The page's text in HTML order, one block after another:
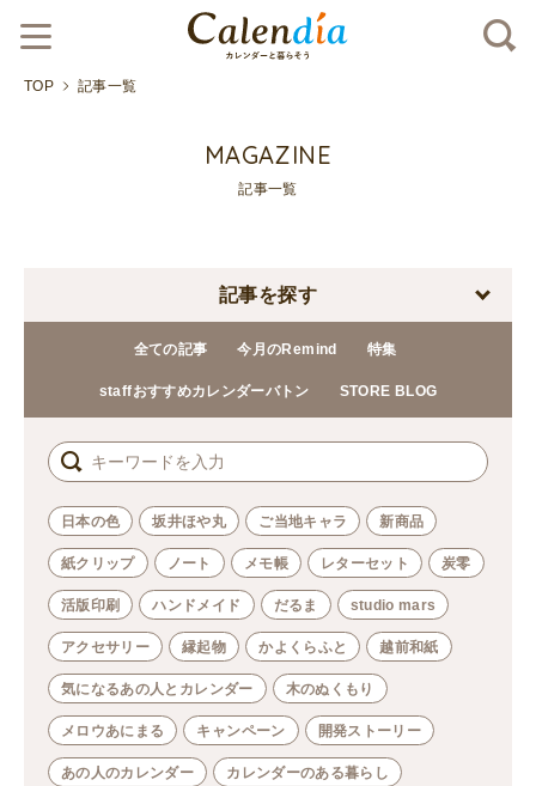
TOP 記事一覧
MAGAZINE
記事一覧
記事を探す
全ての記事 今月のRemind 特集
staffおすすめカレンダーバトン STORE BLOG
日本の色 坂井ほや丸 ご当地キャラ 新商品
紙クリップ ノート メモ帳 レターセット 炭零
活版印刷 ハンドメイド だるま studio mars
アクセサリー 縁起物 かよくらふと 越前和紙
気になるあの人とカレンダー 木のぬくもり
メロウあにまる キャンペーン 開発ストーリー
あの人のカレンダー カレンダーのある暮らし